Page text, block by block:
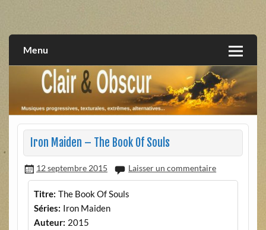
extrêmes, alternatives, texturales
Menu
Iron Maiden – The Book Of Souls
12 septembre 2015 Laisser un commentaire
Titre: The Book Of Souls
Séries: Iron Maiden
Auteur: 2015